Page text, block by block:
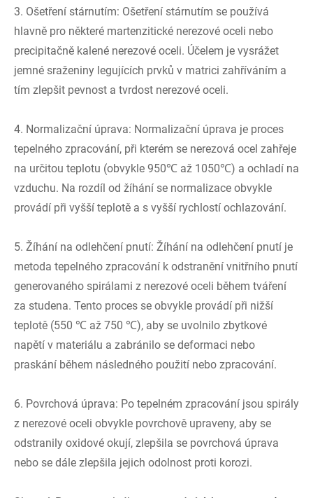
3. Ošetření stárnutím: Ošetření stárnutím se používá
hlavně pro některé martenzitické nerezové oceli nebo
precipitačně kalené nerezové oceli. Účelem je vysrážet
jemné sraženiny legujících prvků v matrici zahříváním a
tím zlepšit pevnost a tvrdost nerezové oceli.
4. Normalizační úprava: Normalizační úprava je proces
tepelného zpracování, při kterém se nerezová ocel zahřeje
na určitou teplotu (obvykle 950℃ až 1050℃) a ochladí na
vzduchu. Na rozdíl od žíhání se normalizace obvykle
provádí při vyšší teplotě a s vyšší rychlostí ochlazování.
5. Žíhání na odlehčení pnutí: Žíhání na odlehčení pnutí je
metoda tepelného zpracování k odstranění vnitřního pnutí
generovaného spirálami z nerezové oceli během tváření
za studena. Tento proces se obvykle provádí při nižší
teplotě (550 ℃ až 750 ℃), aby se uvolnilo zbytkové
napětí v materiálu a zabránilo se deformaci nebo
praskání během následného použití nebo zpracování.
6. Povrchová úprava: Po tepelném zpracování jsou spirály
z nerezové oceli obvykle povrchově upraveny, aby se
odstranily oxidové okují, zlepšila se povrchová úprava
nebo se dále zlepšila jejich odolnost proti korozi.